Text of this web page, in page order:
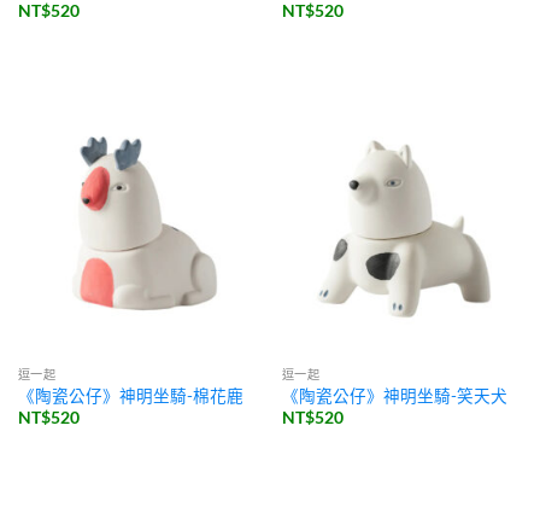
NT$520
NT$520
逗一起
《陶瓷公仔》神明坐騎-棉花鹿
NT$520
逗一起
《陶瓷公仔》神明坐騎-笑天犬
NT$520